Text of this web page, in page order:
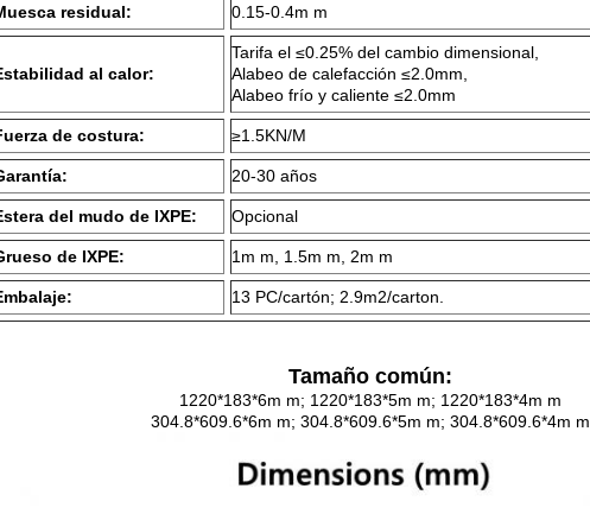
residual: 0.15-0.4m m
al calor:
Tarifa el ≤0.25% del cambio dimensional,
Alabeo de calefacción ≤2.0mm,
Alabeo frío y caliente ≤2.0mm
de costura: ≥1.5KN/M
20-30 años
del mudo de IXPE: Opcional
de IXPE: 1m m, 1.5m m, 2m m
13 PC/cartón; 2.9m2/carton.
Tamaño común:
1220*183*6m m; 1220*183*5m m; 1220*183*4m m
304.8*609.6*6m m; 304.8*609.6*5m m; 304.8*609.6*4m m